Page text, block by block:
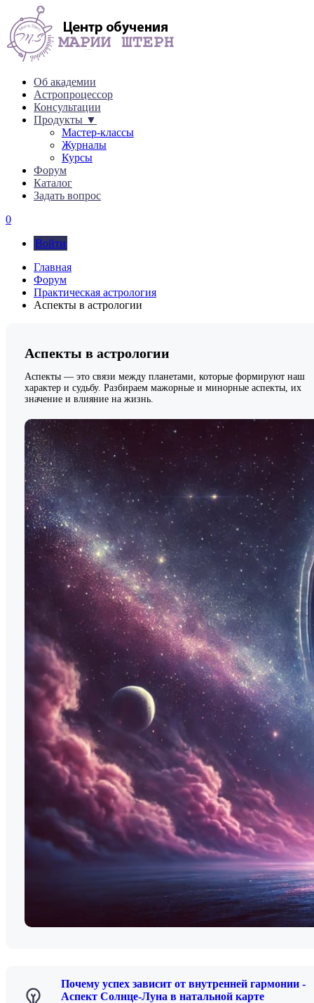
Об академии
Астропроцессор
Консультации
Продукты ▼
Мастер-классы
Журналы
Курсы
Форум
Каталог
Задать вопрос
0
Войти
Главная
Форум
Практическая астрология
Аспекты в астрологии
Аспекты в астрологии
Аспекты — это связи между планетами, которые формируют наш
характер и судьбу. Разбираем мажорные и минорные аспекты, их
значение и влияние на жизнь.
Почему успех зависит от внутренней гармонии -
Аспект Солнце-Луна в натальной карте